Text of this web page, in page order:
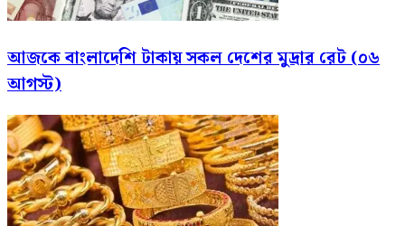
আজকে বাংলাদেশি টাকায় সকল দেশের মুদ্রার রেট (০৬
আগস্ট)